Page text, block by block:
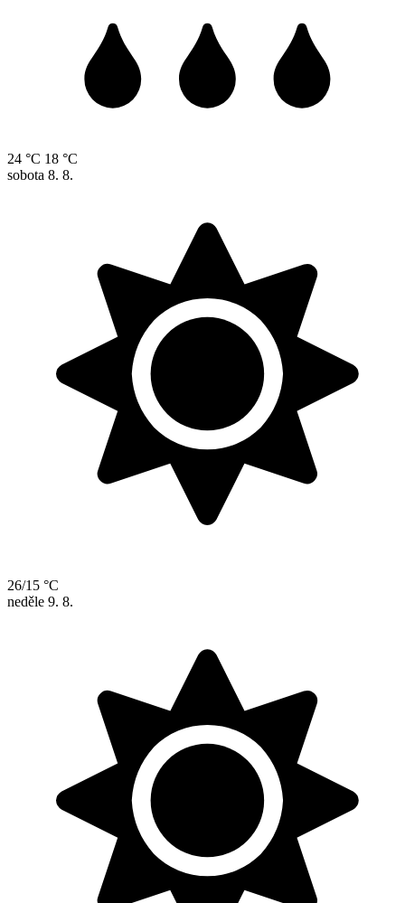
24 °C 18 °C
sobota 8. 8.
26/15 °C
neděle 9. 8.